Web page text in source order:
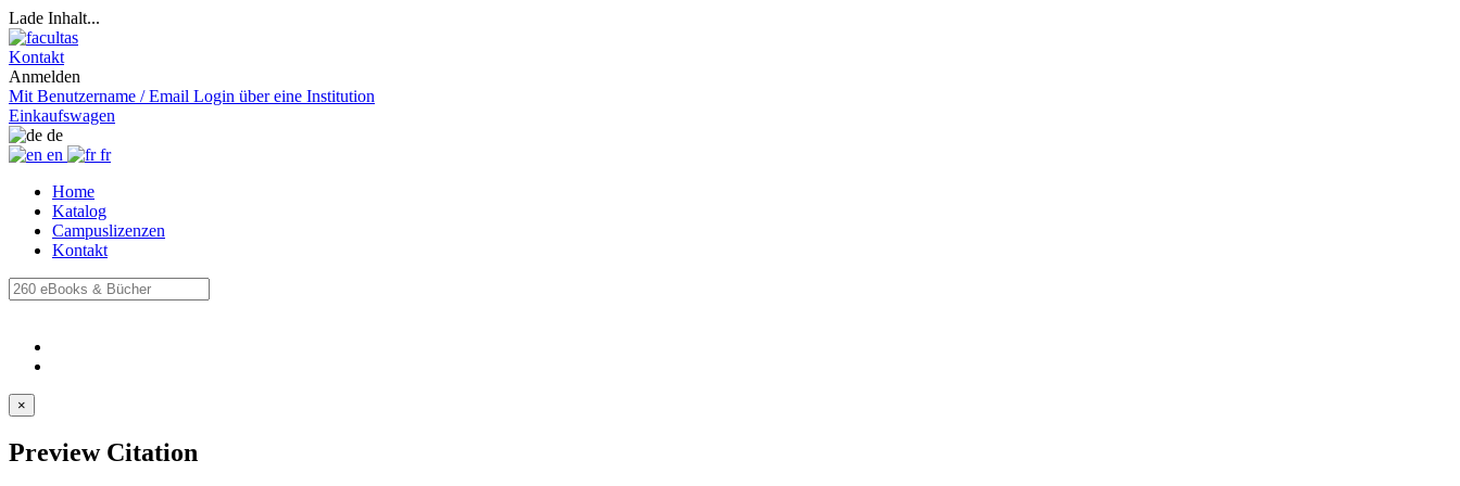
Lade Inhalt...
Kontakt
Anmelden
Mit Benutzername / Email Login über eine Institution
Einkaufswagen
de
en
fr
Home
Katalog
Campuslizenzen
Kontakt
×
Preview Citation